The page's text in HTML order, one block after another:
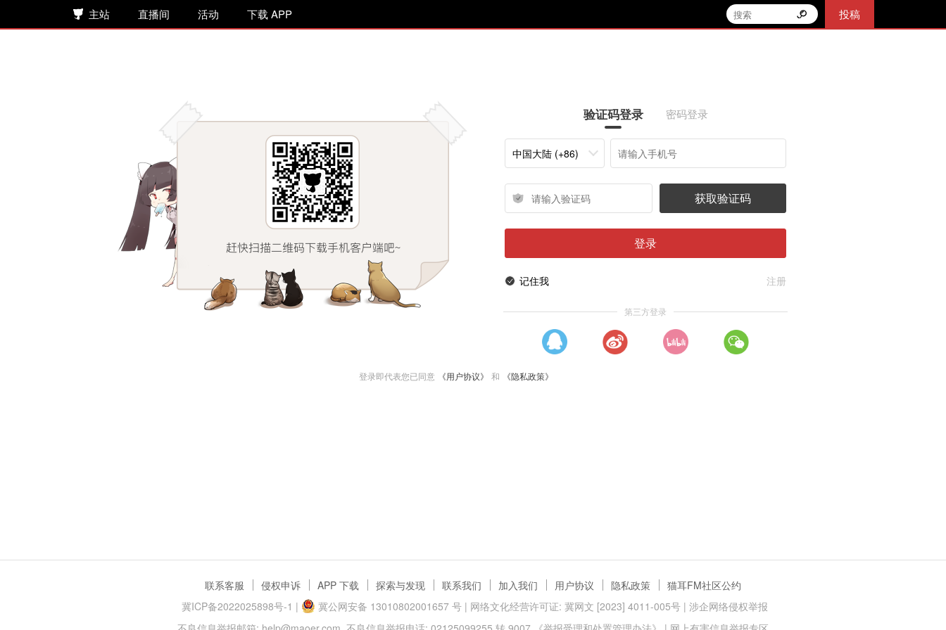
主站 直播间 活动 下载 APP 投稿
验证码登录 密码登录
中国大陆 (+86)
获取验证码
登录
记住我 注册
第三方登录
登录即代表您已同意 《用户协议》 和 《隐私政策》
联系客服 侵权申诉 APP 下载 探索与发现 联系我们 加入我们 用户协议 隐私政策
猫耳FM社区公约
冀ICP备2022025898号-1 | 冀公网安备 13010802001657 号| 网络文化经营许可证: 冀网文 [2023] 4011-005号 | 涉企网络侵权举报